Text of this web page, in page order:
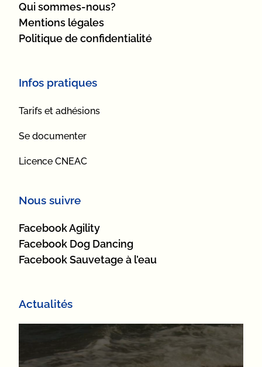
Qui sommes-nous?
Mentions légales
Politique de confidentialité
Infos pratiques
Tarifs et adhésions
Se documenter
Licence CNEAC
Nous suivre
Facebook Agility
Facebook Dog Dancing
Facebook Sauvetage à l’eau
Actualités